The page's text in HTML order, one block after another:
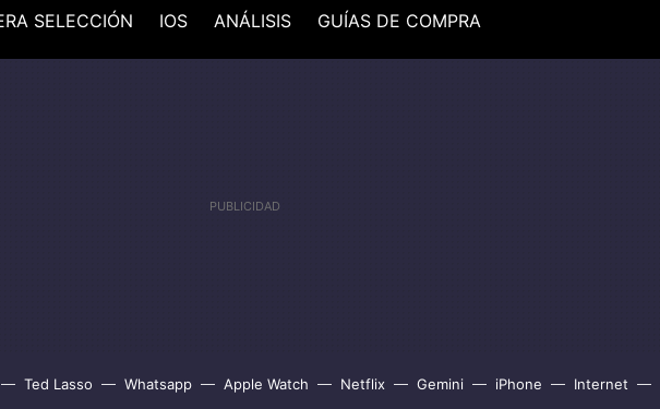
SELECCIÓN IOS ANÁLISIS GUÍAS DE COMPRA
Ted Lasso Whatsapp Apple Watch Netflix Gemini iPhone Internet